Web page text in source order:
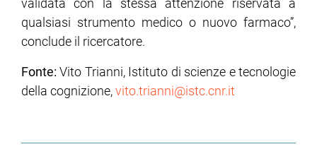
validata con la stessa attenzione riservata a
qualsiasi strumento medico o nuovo farmaco”,
conclude il ricercatore.
Fonte: Vito Trianni, Istituto di scienze e tecnologie
della cognizione,vito.trianni@istc.cnr.it